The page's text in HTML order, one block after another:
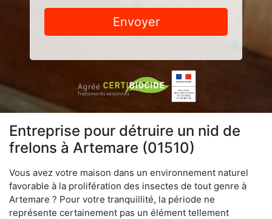
Envoyer
Entreprise pour détruire un nid de
frelons à Artemare (01510)
Vous avez votre maison dans un environnement naturel
favorable à la prolifération des insectes de tout genre à
Artemare ? Pour votre tranquillité, la période ne
représente certainement pas un élément tellement